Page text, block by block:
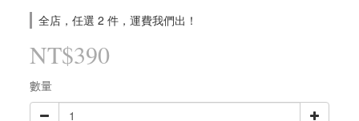
全店，任選 2 件，運費我們出！
NT$390
數量